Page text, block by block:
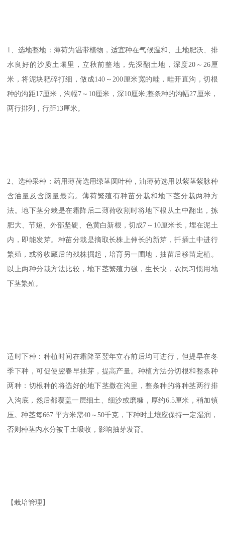
1、选地整地：薄荷为温带植物，适宜种在气候温和、土地肥沃、排
水良好的沙质土壤里，立秋前整地，先深翻土地，深度20～26厘
米，将泥块耙碎打细，做成140～200厘米宽的畦，畦开直沟，切根
种的沟距17厘米，沟幅7～10厘米，深10厘米;整条种的沟幅27厘米，
两行排列，行距13厘米。
2、选种采种：药用薄荷选用绿茎圆叶种，油薄荷选用以紫茎紫脉种
含油量及含脑量最高。薄荷繁殖有种苗分栽和地下茎分栽两种方
法。地下茎分栽是在霜降后二薄荷收割时将地下根从土中翻出，拣
肥大、节短、外部坚硬、色黄白新根，切成7～10厘米长，埋在泥土
内，即能发芽。种苗分栽是摘取长株上伸长的新芽，扦插土中进行
繁殖，或将收藏后的残株掘起，培育另一圃地，抽苗后移苗定植。
以上两种分栽方法比较，地下茎繁殖力强，生长快，农民习惯用地
下茎繁殖。
适时下种：种植时间在霜降至翌年立春前后均可进行，但提早在冬
季下种，可促使翌春早抽芽，提高产量。种植方法分切根和整条种
两种：切根种的将选好的地下茎撒在沟里，整条种的将种茎两行排
入沟底，然后都覆盖一层细土、细沙或磨糠，厚约6.5厘米，稍加镇
压。种茎每667 平方米需40～50千克，下种时土壤应保持一定湿润，
否则种茎内水分被干土吸收，影响抽芽发育。
【栽培管理】